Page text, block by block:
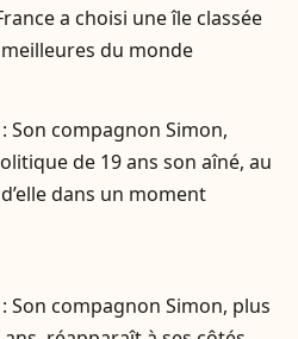
a choisi une île classée
du monde
: Son compagnon Simon,
de 19 ans son aîné, au
dans un moment
: Son compagnon Simon, plus